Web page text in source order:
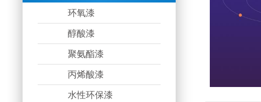
环氧漆
醇酸漆
聚氨酯漆
丙烯酸漆
水性环保漆